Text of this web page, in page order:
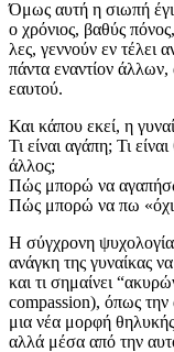
Όμως αυτή η σιωπή
ο χρόνιος, βαθύς
λες, γεννούν εν τέλει
πάντα εναντίον άλλων,
εαυτού.
Και κάπου εκεί, η
Τι είναι αγάπη; Τι
άλλος;
Πώς μπορώ να
Πώς μπορώ να πω
Η σύγχρονη ψυχολογία
ανάγκη της γυναίκας
και τι σημαίνει
compassion), όπως την
μια νέα μορφή
αλλά μέσα από την